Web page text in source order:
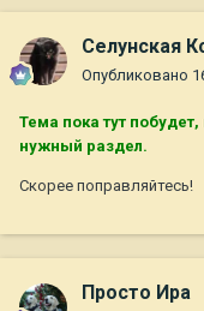
Селунская
Опубликовано
Тема пока тут
нужный раздел.
Скорее поправляйтесь!
Просто Ира